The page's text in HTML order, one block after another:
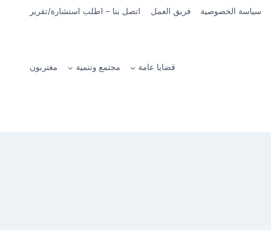
سياسة الخصوصية فريق العمل اتصل بنا – اطلب استشارة/تقرير
قضايا عامة مجتمع وتنمية مغتربون